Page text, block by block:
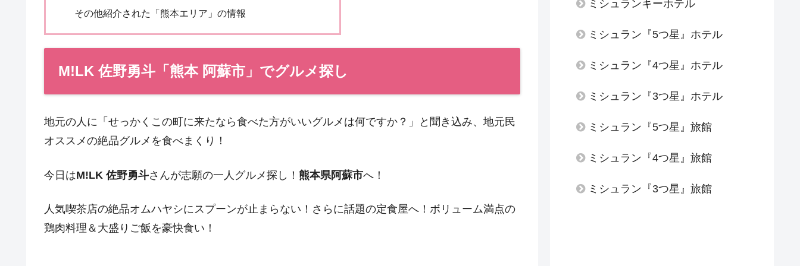
その他紹介された「熊本エリア」の情報
M!LK 佐野勇斗「熊本 阿蘇市」でグルメ探し
地元の人に「せっかくこの町に来たなら食べた方がいいグルメは何ですか？」と聞き込み、地元民
オススメの絶品グルメを食べまくり！
今日はM!LK 佐野勇斗さんが志願の一人グルメ探し！ 熊本県阿蘇市へ！
人気喫茶店の絶品オムハヤシにスプーンが止まらない！さらに話題の定食屋へ！ボリューム満点の
鶏肉料理＆大盛りご飯を豪快食い！
ミシュランキーホテル
ミシュラン『5つ星』ホテル
ミシュラン『4つ星』ホテル
ミシュラン『3つ星』ホテル
ミシュラン『5つ星』旅館
ミシュラン『4つ星』旅館
ミシュラン『3つ星』旅館